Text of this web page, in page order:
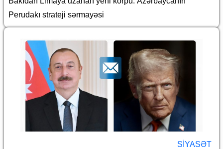
Perudakı strateji sərmayəsi
SİYASƏT